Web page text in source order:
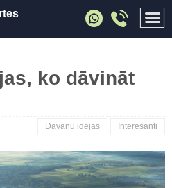
ko dāvināt
Dāvanu idejas Interesanti